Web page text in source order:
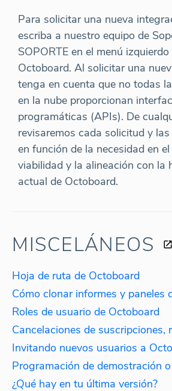
Para solicitar una nueva
escriba a nuestro equipo de
SOPORTE en el menú
Octoboard. Al solicitar una
tenga en cuenta que no todas
en la nube proporcionan
programáticas (APIs). De
revisaremos cada solicitud y
en función de la necesidad en
viabilidad y la alineación con la
actual de Octoboard.
MISCELÁNEOS
Hoja de ruta de Octoboard
Cómo clonar informes y paneles
Roles de usuario de Octoboard
Cancelaciones de suscripciones,
Invitando nuevos usuarios a
Programación de demostración
¿Qué hay en tu última versión?